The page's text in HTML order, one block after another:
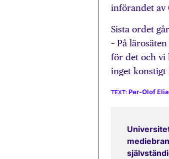
införandet av
Sista ordet
– På
för det och vi
inget konstigt
Per-Olof